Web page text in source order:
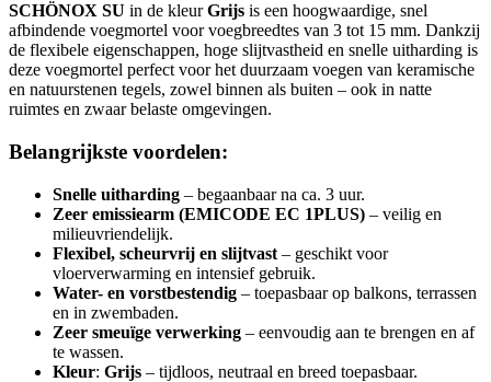
SCHÖNOX SU in de kleurGrijs is een hoogwaardige, snel
afbindende voegmortel voor voegbreedtes van 3 tot 15 mm. Dankzij
de flexibele eigenschappen, hoge slijtvastheid en snelle uitharding is
deze voegmortel perfect voor het duurzaam voegen van keramische
en natuurstenen tegels, zowel binnen als buiten – ook in natte
ruimtes en zwaar belaste omgevingen.
Belangrijkste voordelen:
Snelle uitharding – begaanbaar na ca. 3 uur.
Zeer emissiearm (EMICODE EC 1PLUS) – veilig en
milieuvriendelijk.
Flexibel, scheurvrij en slijtvast – geschikt voor
vloerverwarming en intensief gebruik.
Water- en vorstbestendig – toepasbaar op balkons, terrassen
en in zwembaden.
Zeer smeuïge verwerking – eenvoudig aan te brengen en af
te wassen.
Kleur: Grijs – tijdloos, neutraal en breed toepasbaar.